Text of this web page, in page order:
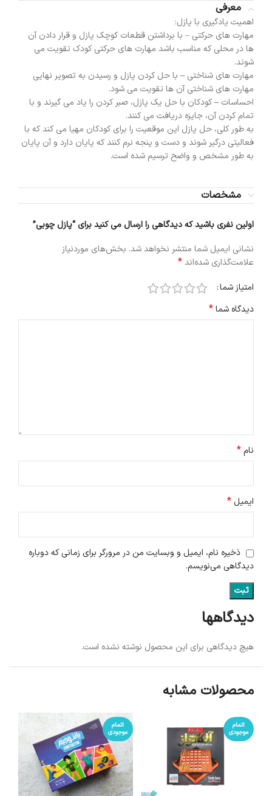
معرفی
اهمیت یادگیری با پازل:
مهارت های حرکتی – با برداشتن قطعات کوچک پازل و قرار دادن آن
ها در محلی که مناسب باشد مهارت های حرکتی کودک تقویت می
شوند.
مهارت های شناختی – با حل کردن پازل و رسیدن به تصویر نهایی
مهارت های شناختی آن ها تقویت می شود.
احساسات –کودکان با حل یک پازل، صبر کردن را یاد می گیرند و با
تمام کردن آن، جایزه دریافت می کنند.
به طور کلی، حل پازل این موقعیت را برای کودکان مهیا می کند که با
فعالیتی درگیر شوند و دست و پنجه نرم کنند که پایان دارد و آن پایان
به طور مشخص و واضح ترسیم شده است.
مشخصات
دیدگاهها
هیچ دیدگاهی برای این محصول نوشته نشده است.
اولین نفری باشید که دیدگاهی را ارسال می کنید برای “پازل چوبی”
نشانی ایمیل شما منتشر نخواهد شد. بخش‌های موردنیاز
علامت‌گذاری شده‌اند*
امتیاز شما
دیدگاه شما*
نام*
ایمیل*
ذخیره نام، ایمیل و وبسایت من در مرورگر برای زمانی که دوباره
دیدگاهی می‌نویسم.
محصولات مشابه
اتمام
موجودی
اتمام
موجودی